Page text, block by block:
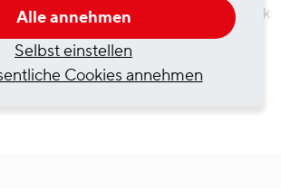
und Beschwerden im Hinblick
und Dienstleistungen sind an den
zu richten.
Alle annehmen
Selbst einstellen
Cookies annehmen